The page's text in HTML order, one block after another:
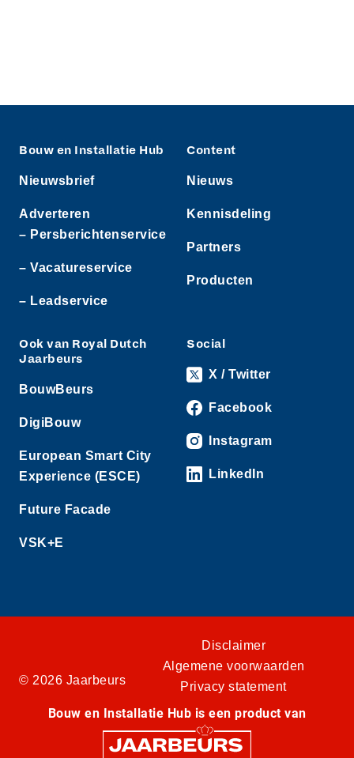
Bouw en Installatie Hub
Nieuwsbrief
Adverteren
– Persberichtenservice
– Vacatureservice
– Leadservice
Content
Nieuws
Kennisdeling
Partners
Producten
Ook van Royal Dutch
Jaarbeurs
BouwBeurs
DigiBouw
European Smart City
Experience (ESCE)
Future Facade
VSK+E
Social
X / Twitter
Facebook
Instagram
LinkedIn
© 2026 Jaarbeurs
Disclaimer
Algemene voorwaarden
Privacy statement
Bouw en Installatie Hub is een product van